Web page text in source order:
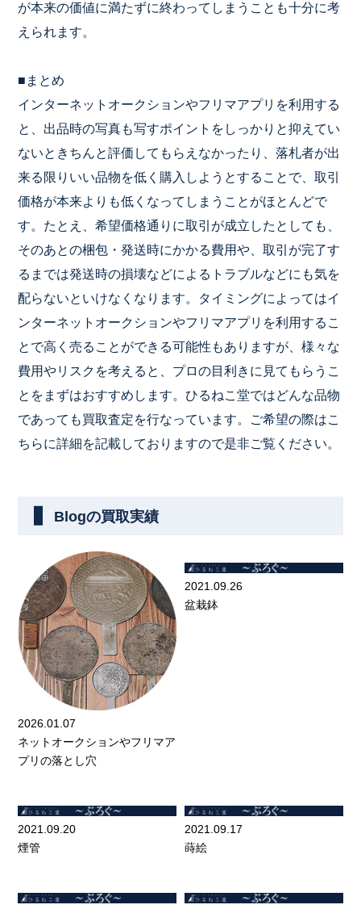
が本来の価値に満たずに終わってしまうことも十分に考
えられます。
■まとめ
インターネットオークションやフリマアプリを利用する
と、出品時の写真も写すポイントをしっかりと抑えてい
ないときちんと評価してもらえなかったり、落札者が出
来る限りいい品物を低く購入しよ うとすることで、取引
価格が本来よりも低くなってしまうことがほとんどで
す。たとえ、希望価格通りに取引が成立したとしても、
そのあとの梱包・発送時にかかる費用や、取引が完了す
るまでは発送時の損壊などによるトラブルなどにも気を
配らないといけなくなり ます。タイミングによってはイ
ンターネットオークションやフリマアプリを利用するこ
とで高く売ることができる可能性もありますが、様々な
費用やリスクを考えると、プロの目利きに見てもらうこ
と をまずはおすすめします。ひるねこ堂ではどんな品物
であっても買取査定を行なっています。ご希望の際はこ
ちらに詳細を記載してお りますので是非ご覧ください。
Blogの買取実績
2026.01.07
ネットオークションやフリマア
プリの落とし穴
2021.09.26
盆栽鉢
2021.09.20
煙管
2021.09.17
蒔絵